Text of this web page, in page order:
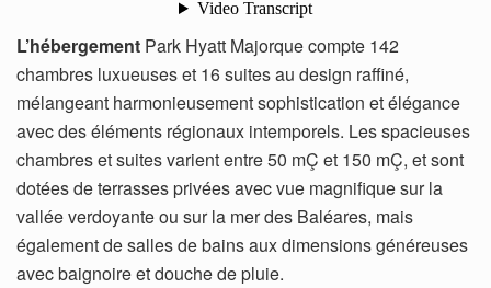
L’hébergement Park Hyatt Majorque compte 142
chambres luxueuses et 16 suites au design raffiné,
mélangeant harmonieusement sophistication et élégance
avec des éléments régionaux intemporels. Les spacieuses
chambres et suites varient entre 50 mÇ et 150 mÇ, et sont
dotées de terrasses privées avec vue magnifique sur la
vallée verdoyante ou sur la mer des Baléares, mais
également de salles de bains aux dimensions généreuses
avec baignoire et douche de pluie.